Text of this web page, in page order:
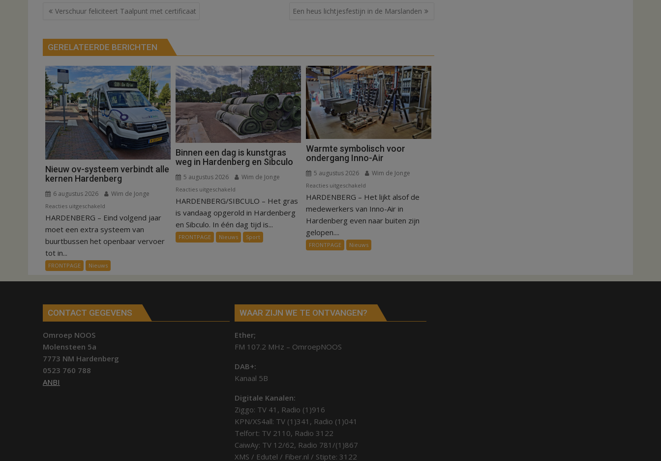
Bericht
Verschuur feliciteert Taalpunt met certificaat Een heus lichtjesfestijn in de Marslanden
GERELATEERDE BERICHTEN
Nieuw ov-systeem verbindt alle
kernen Hardenberg
6 augustus 2026 Wim de Jonge
Reacties uitgeschakeld
Nieuw
ov-
systeem
alle
kernen
Hardenberg
HARDENBERG – Eind volgend jaar
moet een extra systeem van
buurtbussen het openbaar vervoer
tot in...
FRONTPAGE Nieuws
Binnen een dag is kunstgras
weg in Hardenberg en Sibculo
5 augustus 2026 Wim de Jonge
Reacties uitgeschakeld
Binnen
een
dag
is
kunstgras
HARDENBERG/SIBCULO – Het gras
is vandaag opgerold in Hardenberg
en Sibculo. In één dag tijd is...
FRONTPAGE Nieuws Sport
Warmte symbolisch voor
ondergang Inno-Air
5 augustus 2026 Wim de Jonge
Reacties uitgeschakeld
Warmte
symbolisch
Inno-
Air
HARDENBERG – Het lijkt alsof de
medewerkers van Inno-Air in
Hardenberg even naar buiten zijn
gelopen....
FRONTPAGE Nieuws
CONTACT GEGEVENS
Omroep NOOS
Molensteen 5a
7773 NM Hardenberg
0523 760 788
ANBI
WAAR ZIJN WE TE ONTVANGEN?
Ether;
FM 107.2 MHz – OmroepNOOS
DAB+:
Kanaal 5B
Digitale Kanalen:
Ziggo: TV 41, Radio (1)916
KPN/XS4all: TV (1)341, Radio (1)041
Telfort: TV 2110, Radio 3122
CaiwAy: TV 12/62, Radio 781/(1)867
XMS / Edutel / Fiber.nl / Stipte: 3122